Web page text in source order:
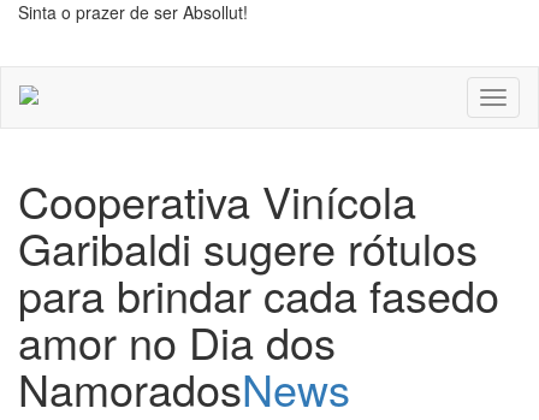
Sinta o prazer de ser Absollut!
Cooperativa Vinícola
Garibaldi sugere rótulos
para brindar cada fasedo
amor no Dia dos
NamoradosNews